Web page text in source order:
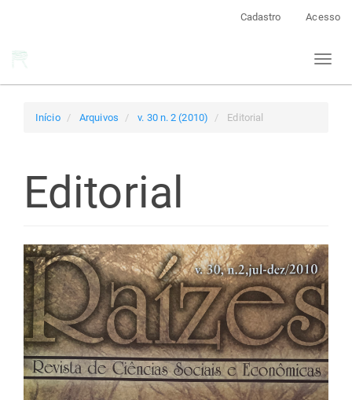
Cadastro Acesso
Toggle
Início Arquivos v. 30 n. 2 (2010) Editorial
Editorial
Barra
lateral
de
artigos